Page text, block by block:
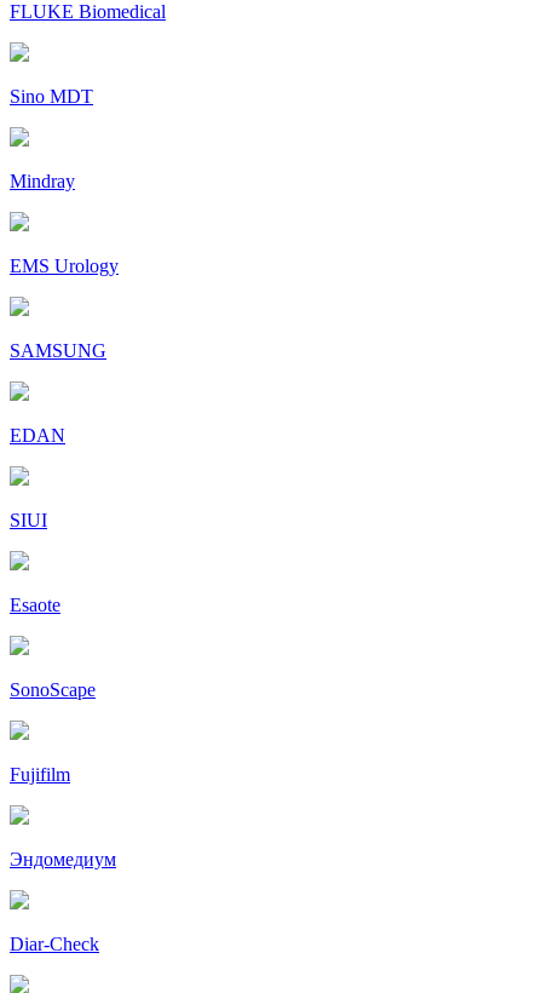
FLUKE Biomedical
Sino MDT
Mindray
EMS Urology
SAMSUNG
EDAN
SIUI
Esaote
SonoScape
Fujifilm
Эндомедиум
Diar-Cheсk